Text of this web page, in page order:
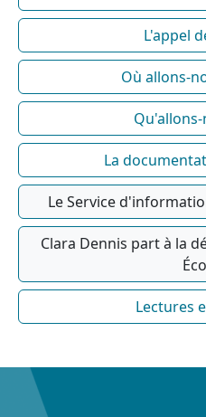
L'appel
Où allons-
La
Le Service
Clara Dennis part à la
Lectures